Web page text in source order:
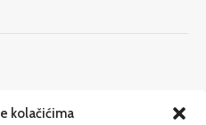
kolačićima